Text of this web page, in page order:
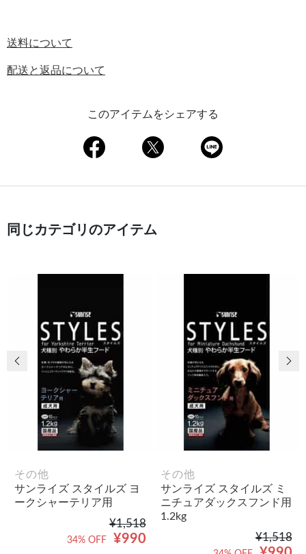
送料について
配送と返品について
このアイテムをシェアする
同じカテゴリのアイテム
その他
サンライズ スタイルズ ヨ
ークシャーテリア用
¥1,518
¥990
34% OFF
その他
サンライズ スタイルズ ミ
ニチュアダックスフンド用
1.2kg
¥1,518
前の画像 次